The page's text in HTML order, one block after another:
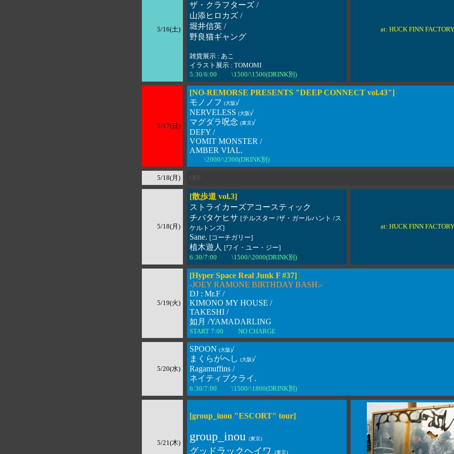
5/16(土)
ザ・クラフターズ /
山添ヒロカズ /
堀井信英 /
野良猫ギャング
雑貨展示 : あこ
イラスト展示 : TOMOMI
5:30/6:00 \1500/\1500(DRINK別)
at: HUCK FINN FACTORY
5/17(日)
[NO-REMORSE PRESENTS "DEEP CONNECT vol.43"]
モノノフ (大阪)/
NERVELESS (大阪)/
マグダラ呪念 (東京)/
DEFY /
VOMIT MONSTER /
AMBER VIAL.
\2000/\2300(DRINK別)
5/18(月) OFF
5/18(月)
[散歩道 vol.3]
ストライカーズアコースティック
チバタケヒサ [テルスター /ザ・ガールハント /ス
ケルトンズ]
Sane. [コーチガリー]
植木遊人 [ワイ・ユー・ジー]
6:30/7:00 \1500/\2000(DRINK別)
at: HUCK FINN FACTORY
5/19(火)
[Hyper Space Real Junk F #37]
-JOEY RAMONE BIRTHDAY BASH.-
DJ : Mr.F /
KIMONO MY HOUSE /
TAKESHI /
如月 /YAMADARLING
START 7:00 NO CHARGE
5/20(水)
SPOON (大阪)/
まくらがへし (大阪)/
Ragamuffins /
ネイティブクライ.
6:30/7:00 \1500/\1800(DRINK別)
5/21(木)
[group_inou "ESCORT" tour]
group_inou (東京)
グッドラックヘイワ (東京)